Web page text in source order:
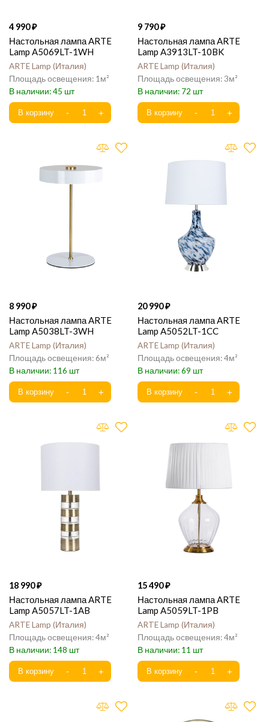
4 990
Настольная лампа ARTE
Lamp A5069LT-1WH
ARTE Lamp Италия
1
45
9 790
Настольная лампа ARTE
Lamp A3913LT-10BK
ARTE Lamp Италия
3
72
8 990
Настольная лампа ARTE
Lamp A5038LT-3WH
ARTE Lamp Италия
6
116
20 990
Настольная лампа ARTE
Lamp A5052LT-1CC
ARTE Lamp Италия
4
69
18 990
Настольная лампа ARTE
Lamp A5057LT-1AB
ARTE Lamp Италия
4
148
15 490
Настольная лампа ARTE
Lamp A5059LT-1PB
ARTE Lamp Италия
4
11